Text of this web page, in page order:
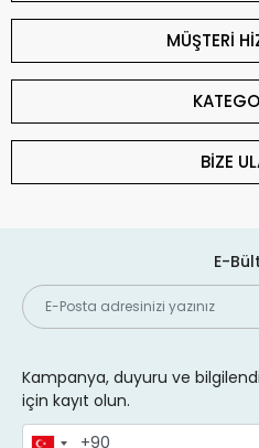
MÜŞTERİ
BİZE
E-
Kampanya, duyuru ve
için kayıt olun.